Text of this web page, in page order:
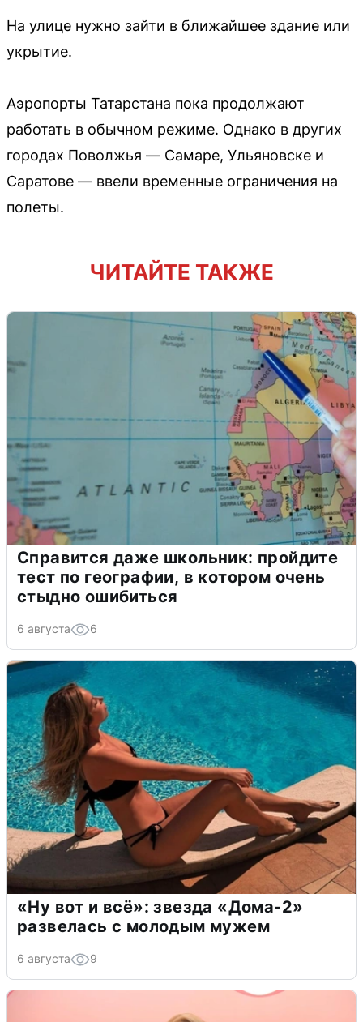
На улице нужно зайти в ближайшее здание или
укрытие.
Аэропорты Татарстана пока продолжают
работать в обычном режиме. Однако в других
городах Поволжья — Самаре, Ульяновске и
Саратове — ввели временные ограничения на
полеты.
ЧИТАЙТЕ ТАКЖЕ
Справится даже школьник: пройдите
тест по географии, в котором очень
стыдно ошибиться
6 августа 6
«Ну вот и всё»: звезда «Дома-2»
развелась с молодым мужем
6 августа 9